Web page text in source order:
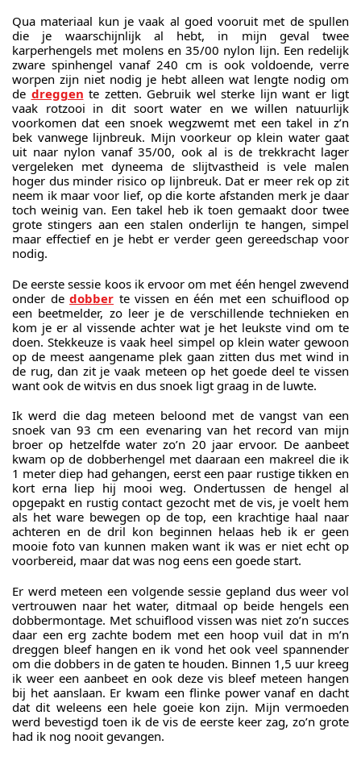
Qua materiaal kun je vaak al goed vooruit met de spullen
die je waarschijnlijk al hebt, in mijn geval twee
karperhengels met molens en 35/00 nylon lijn. Een redelijk
zware spinhengel vanaf 240 cm is ook voldoende, verre
worpen zijn niet nodig je hebt alleen wat lengte nodig om
de dreggen te zetten. Gebruik wel sterke lijn want er ligt
vaak rotzooi in dit soort water en we willen natuurlijk
voorkomen dat een snoek wegzwemt met een takel in z’n
bek vanwege lijnbreuk. Mijn voorkeur op klein water gaat
uit naar nylon vanaf 35/00, ook al is de trekkracht lager
vergeleken met dyneema de slijtvastheid is vele malen
hoger dus minder risico op lijnbreuk. Dat er meer rek op zit
neem ik maar voor lief, op die korte afstanden merk je daar
toch weinig van. Een takel heb ik toen gemaakt door twee
grote stingers aan een stalen onderlijn te hangen, simpel
maar effectief en je hebt er verder geen gereedschap voor
nodig.
De eerste sessie koos ik ervoor om met één hengel zwevend
onder de dobber te vissen en één met een schuiflood op
een beetmelder, zo leer je de verschillende technieken en
kom je er al vissende achter wat je het leukste vind om te
doen. Stekkeuze is vaak heel simpel op klein water gewoon
op de meest aangename plek gaan zitten dus met wind in
de rug, dan zit je vaak meteen op het goede deel te vissen
want ook de witvis en dus snoek ligt graag in de luwte.
Ik werd die dag meteen beloond met de vangst van een
snoek van 93 cm een evenaring van het record van mijn
broer op hetzelfde water zo’n 20 jaar ervoor. De aanbeet
kwam op de dobberhengel met daaraan een makreel die ik
1 meter diep had gehangen, eerst een paar rustige tikken en
kort erna liep hij mooi weg. Ondertussen de hengel al
opgepakt en rustig contact gezocht met de vis, je voelt hem
als het ware bewegen op de top, een krachtige haal naar
achteren en de dril kon beginnen helaas heb ik er geen
mooie foto van kunnen maken want ik was er niet echt op
voorbereid, maar dat was nog eens een goede start.
Er werd meteen een volgende sessie gepland dus weer vol
vertrouwen naar het water, ditmaal op beide hengels een
dobbermontage. Met schuiflood vissen was niet zo’n succes
daar een erg zachte bodem met een hoop vuil dat in m’n
dreggen bleef hangen en ik vond het ook veel spannender
om die dobbers in de gaten te houden. Binnen 1,5 uur kreeg
ik weer een aanbeet en ook deze vis bleef meteen hangen
bij het aanslaan. Er kwam een flinke power vanaf en dacht
dat dit weleens een hele goeie kon zijn. Mijn vermoeden
werd bevestigd toen ik de vis de eerste keer zag, zo’n grote
had ik nog nooit gevangen.